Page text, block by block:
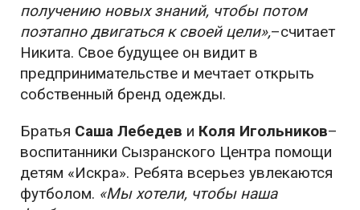
получению новых знаний, чтобы потом
поэтапно двигаться к своей цели»,–считает
Никита. Свое будущее он видит в
предпринимательстве и мечтает открыть
собственный бренд одежды.
Братья Саша Лебедев и Коля Игольников–
воспитанники Сызранского Центра помощи
детям «Искра». Ребята всерьез увлекаются
футболом. «Мы хотели, чтобы наша